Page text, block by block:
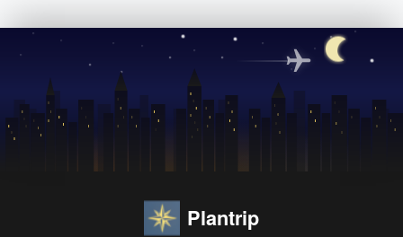
Plantrip